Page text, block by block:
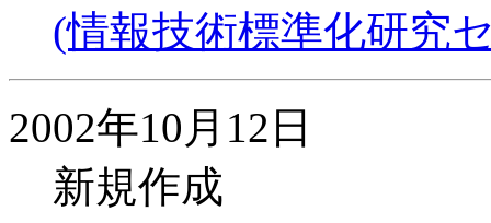
(情報技術標準化研究
2002年10月12日
新規作成